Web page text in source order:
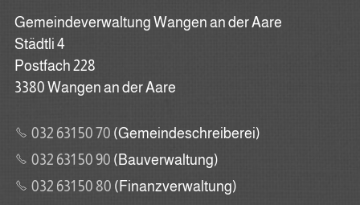
Gemeindeverwaltung Wangen an der Aare
Städtli 4
Postfach 228
3380 Wangen an der Aare
032 631 50 70 (Gemeindeschreiberei)
032 631 50 90 (Bauverwaltung)
032 631 50 80 (Finanzverwaltung)